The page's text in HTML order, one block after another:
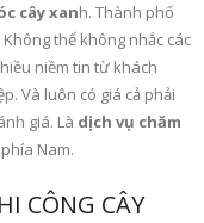
cây xanh. Thành phố
thể không nhắc các
niềm tin từ khách
Và luôn có giá cả phải
giá. Là dịch vụ chăm
Nam.
CÔNG CÂY